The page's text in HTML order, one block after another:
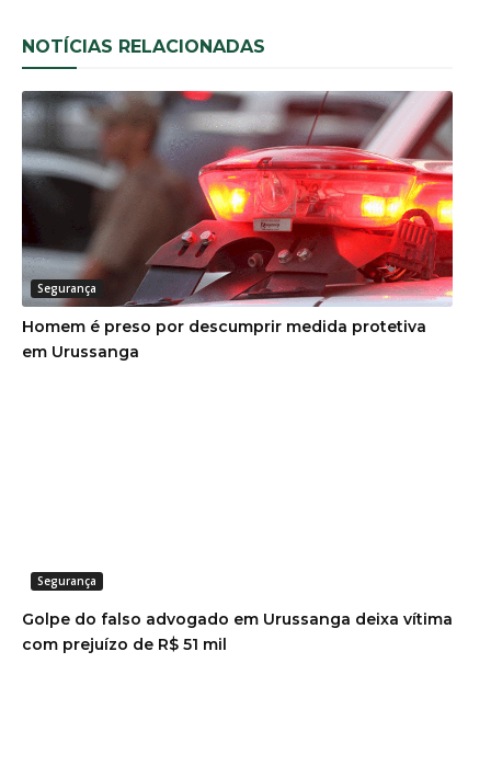
NOTÍCIAS RELACIONADAS
Segurança
Homem é preso por descumprir medida protetiva
em Urussanga
Segurança
Golpe do falso advogado em Urussanga deixa vítima
com prejuízo de R$ 51 mil